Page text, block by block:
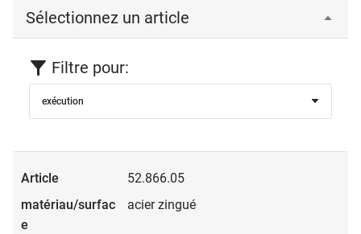
Sélectionnez un article
Filtre pour:
exécution
52.866.05
acier zingué